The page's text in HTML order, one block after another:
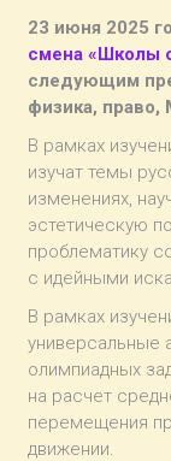
23 июня 2025
смена «Школы
следующим
физика, право,
В рамках
изучат темы
изменениях,
эстетическую
проблематику
с идейными
В рамках
универсальные
олимпиадных
на расчет
перемещения
движении.